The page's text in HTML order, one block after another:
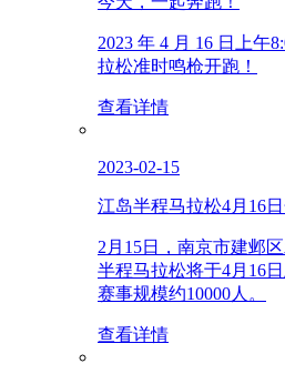
2023 年 4 月 16 日上午
拉松准时鸣枪开跑！
查看详情
2023-02-15
江岛半程马拉松4月16
2月15日，南京市建邺
半程马拉松将于4月16
赛事规模约10000人。
查看详情